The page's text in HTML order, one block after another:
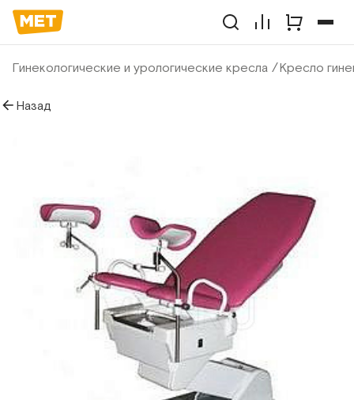
Гинекологические и урологические кресла Кресло
Назад